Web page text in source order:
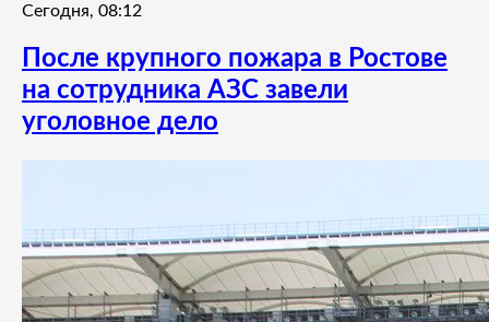
Сегодня, 08:12
После крупного пожара в Ростове
на сотрудника АЗС завели
уголовное дело